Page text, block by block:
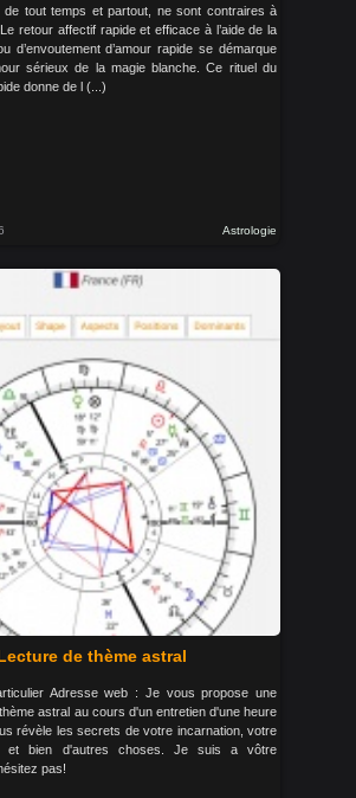
de tout temps et partout, ne sont contraires à
retour affectif rapide et efficace à l’aide de la
d’envoutement d’amour rapide se démarque
sérieux de la magie blanche. Ce rituel du
donne de l (...)
Astrologie
de thème astral
Adresse web : Je vous propose une
astral au cours d'un entretien d'une heure
révèle les secrets de votre incarnation, votre
et bien d'autres choses. Je suis a vôtre
pas!